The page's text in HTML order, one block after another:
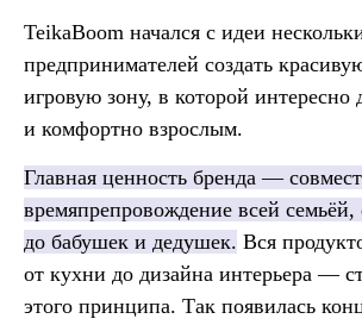
TeikaBoom начался с идеи
предпринимателей создать
игровую зону, в которой интересно
и комфортно взрослым.
Главная ценность бренда —
времяпрепровождение всей
до бабушек и дедушек. Вся
от кухни до дизайна интерьера —
этого принципа. Так появилась